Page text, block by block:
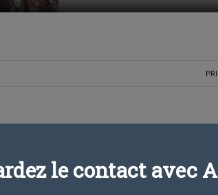
à 16h
le contact avec